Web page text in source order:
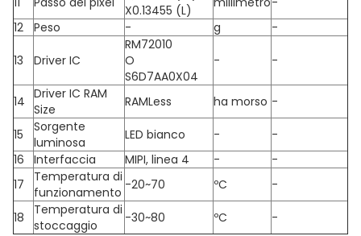
X0.13455 (L)
12
Peso - g -
13 Driver IC
RM72010
O
S6D7AA0X04
- -
14 Driver IC RAM
Size
RAMLess ha morso -
15
Sorgente
luminosa
LED bianco -
-
16
Interfaccia MIPI, linea 4 -
-
17
Temperatura di
funzionamento -20~70 ºC -
18
Temperatura di
stoccaggio
-30~80 ºC -